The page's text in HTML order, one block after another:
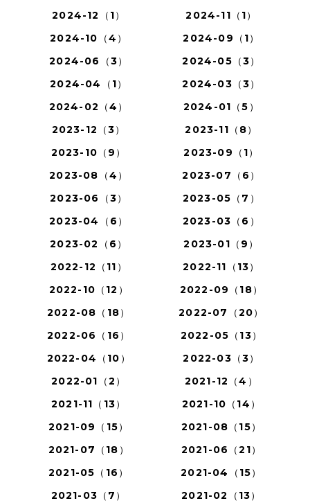
2024-12（1）
2024-11（1）
2024-10（4）
2024-09（1）
2024-06（3）
2024-05（3）
2024-04（1）
2024-03（3）
2024-02（4）
2024-01（5）
2023-12（3）
2023-11（8）
2023-10（9）
2023-09（1）
2023-08（4）
2023-07（6）
2023-06（3）
2023-05（7）
2023-04（6）
2023-03（6）
2023-02（6）
2023-01（9）
2022-12（11）
2022-11（13）
2022-10（12）
2022-09（18）
2022-08（18）
2022-07（20）
2022-06（16）
2022-05（13）
2022-04（10）
2022-03（3）
2022-01（2）
2021-12（4）
2021-11（13）
2021-10（14）
2021-09（15）
2021-08（15）
2021-07（18）
2021-06（21）
2021-05（16）
2021-04（15）
2021-03（7）
2021-02（13）